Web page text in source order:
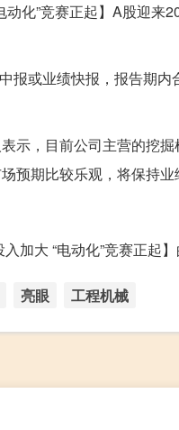
化”竞赛正起】A股迎来
或业绩快报，报告期
示，目前公司主营的挖
预期比较乐观，将保持业
加大 “电动化”竞赛正起
亮眼 工程机械